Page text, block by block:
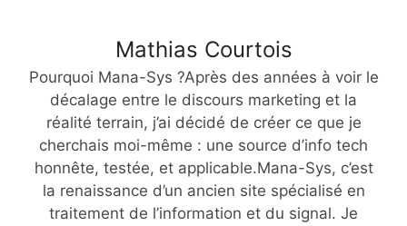
Mathias Courtois
Pourquoi Mana-Sys ?Après des années à voir le
décalage entre le discours marketing et la
réalité terrain, j’ai décidé de créer ce que je
cherchais moi-même : une source d’info tech
honnête, testée, et applicable.Mana-Sys, c’est
la renaissance d’un ancien site spécialisé en
traitement de l’information et du signal. Je